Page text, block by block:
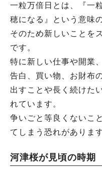
一粒万倍日とは、『一
穂になる』という意味
そのため新しいことを
です。
特に新しい仕事や開業
告白、買い物、お財布
出すことや長く続けた
れています。
争いごと等良くないこ
てしまう恐れがありま
河津桜が見頃の時期